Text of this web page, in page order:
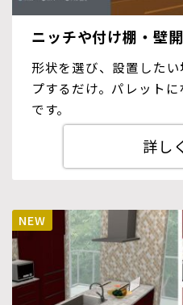
ニッチや付け棚・壁
形状を選び、設置した
プするだけ。パレット
です。
詳し